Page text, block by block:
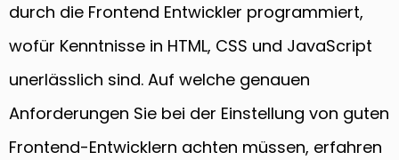
durch die Frontend Entwickler programmiert,
wofür Kenntnisse in HTML, CSS und JavaScript
unerlässlich sind. Auf welche genauen
Anforderungen Sie bei der Einstellung von guten
Frontend-Entwicklern achten müssen, erfahren